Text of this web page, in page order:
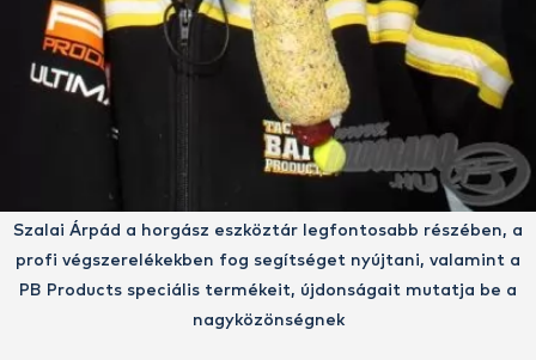
Szalai Árpád a horgász eszköztár legfontosabb részében, a
profi végszerelékekben fog segítséget nyújtani, valamint a
PB Products speciális termékeit, újdonságait mutatja be a
nagyközönségnek